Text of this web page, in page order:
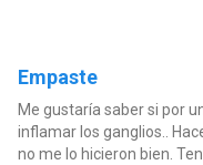
Empaste
Me gustaría saber si por
inflamar los ganglios..
no me lo hicieron bien.